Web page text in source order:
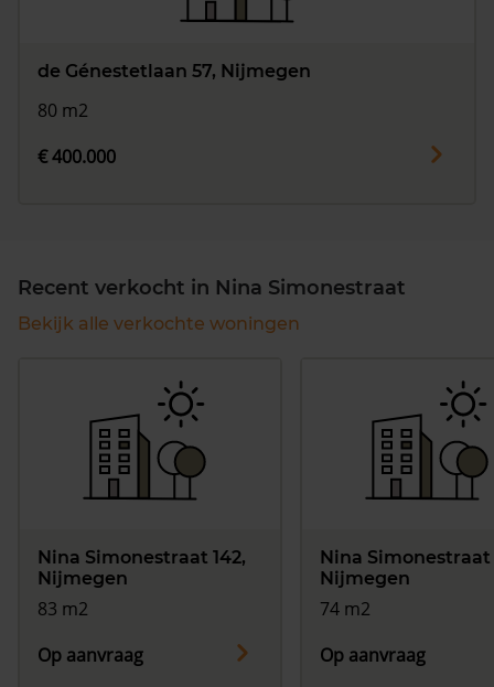
de Génestetlaan 57, Nijmegen
80 m2
€ 400.000
Recent verkocht in Nina Simonestraat
Bekijk alle verkochte woningen
Nina Simonestraat 142,
Nijmegen
83 m2
Op aanvraag
Nina Simonestraat
Nijmegen
74 m2
Op aanvraag